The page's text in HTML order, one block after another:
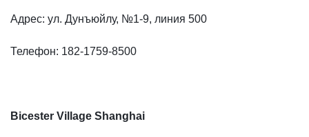
Адрес: ул. Дунъюйлу, №1-9, линия 500
Телефон: 182-1759-8500
Bicester Village Shanghai